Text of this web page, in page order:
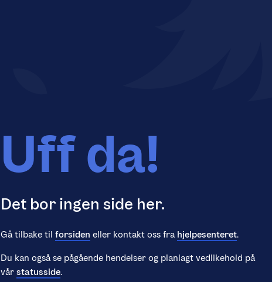
Uff da!
Det bor ingen side her.
Gå tilbake til forsiden eller kontakt oss fra hjelpesenteret.
Du kan også se pågående hendelser og planlagt vedlikehold på
vår statusside.